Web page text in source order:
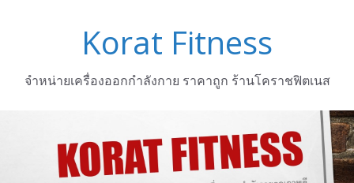
Korat Fitness
จำหน่ายเครื่องออกกำลังกาย ราคาถูก ร้านโคราชฟิตเนส